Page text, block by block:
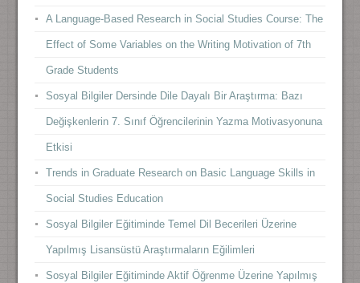
A Language-Based Research in Social Studies Course: The
Effect of Some Variables on the Writing Motivation of 7th
Grade Students
Sosyal Bilgiler Dersinde Dile Dayalı Bir Araştırma: Bazı
Değişkenlerin 7. Sınıf Öğrencilerinin Yazma Motivasyonuna
Etkisi
Trends in Graduate Research on Basic Language Skills in
Social Studies Education
Sosyal Bilgiler Eğitiminde Temel Dil Becerileri Üzerine
Yapılmış Lisansüstü Araştırmaların Eğilimleri
Sosyal Bilgiler Eğitiminde Aktif Öğrenme Üzerine Yapılmış